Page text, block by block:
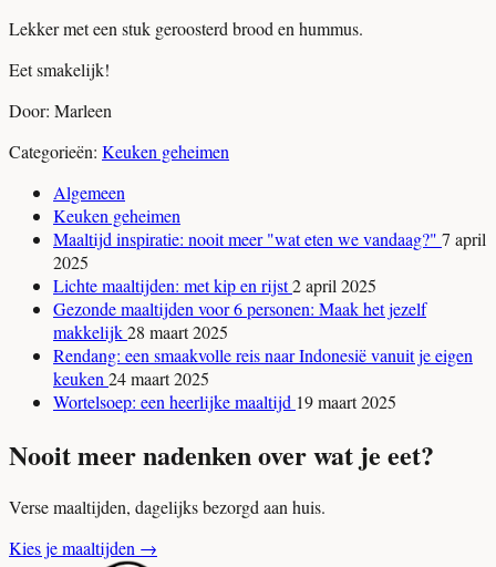
Lekker met een stuk geroosterd brood en hummus.
Eet smakelijk!
Door: Marleen
Categorieën: Keuken geheimen
Algemeen
Keuken geheimen
Maaltijd inspiratie: nooit meer "wat eten we vandaag?" 7 april
2025
Lichte maaltijden: met kip en rijst2 april 2025
Gezonde maaltijden voor 6 personen: Maak het jezelf
makkelijk28 maart 2025
Rendang: een smaakvolle reis naar Indonesië vanuit je eigen
keuken 24 maart 2025
Wortelsoep: een heerlijke maaltijd 19 maart 2025
Nooit meer nadenken over wat je eet?
Verse maaltijden, dagelijks bezorgd aan huis.
Kies je maaltijden →